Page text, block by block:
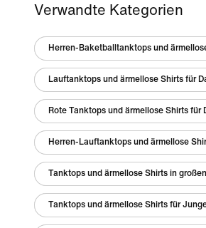
Verwandte Kategorien
Herren-Baketballtanktops und
Lauftanktops und ärmellose Shirts für
Rote Tanktops und ärmellose Shirts für
Herren-Lauftanktops und ärmellose
Tanktops und ärmellose Shirts in
Tanktops und ärmellose Shirts für